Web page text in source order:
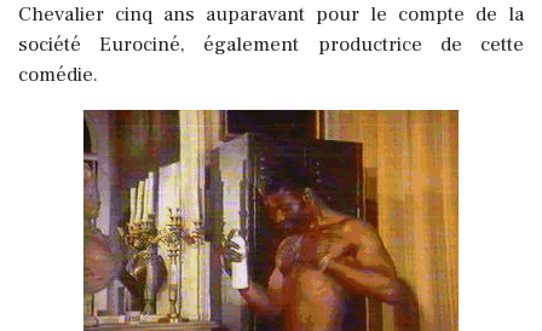
Chevalier cinq ans auparavant pour le compte de la
société Eurociné, également productrice de cette
comédie.